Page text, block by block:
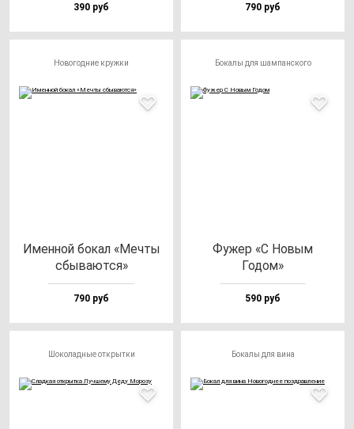
390 руб 790 руб
Новогодние кружки
Имен­ной бо­кал «Меч­ты
сбы­ва­ют­ся»
790 руб
Бокалы для шампанского
Фужер «С Новым
Годом»
590 руб
Шоколадные открытки Бокалы для вина